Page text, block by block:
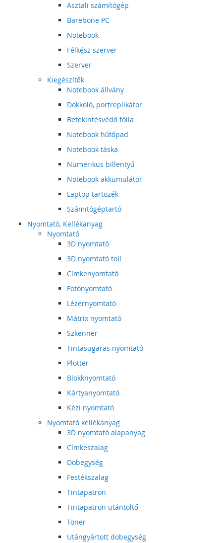
Asztali számítógép
Barebone PC
Notebook
Félkész szerver
Szerver
Kiegészítők
Notebook állvány
Dokkoló, portreplikátor
Betekintésvédő fólia
Notebook hűtőpad
Notebook táska
Numerikus billentyű
Notebook akkumulátor
Laptop tartozék
Számitógéptartó
Nyomtató, Kellékanyag
Nyomtató
3D nyomtató
3D nyomtató toll
Címkenyomtató
Fotónyomtató
Lézernyomtató
Mátrix nyomtató
Szkenner
Tintasugaras nyomtató
Plotter
Blokknyomtató
Kártyanyomtató
Kézi nyomtató
Nyomtató kellékanyag
3D nyomtató alapanyag
Címkeszalag
Dobegység
Festékszalag
Tintapatron
Tintapatron utántöltő
Toner
Utángyártott dobegység